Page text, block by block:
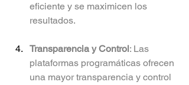
eficiente y se maximicen los
resultados.
Transparencia y Control: Las
plataformas programáticas ofrecen
una mayor transparencia y control